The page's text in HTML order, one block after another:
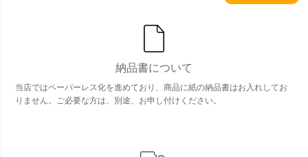
納品書について
当店ではペーパーレス化を進めており、商品に紙の納品書はお入れしてお
りません。ご必要な方は、別途、お申し付けください。